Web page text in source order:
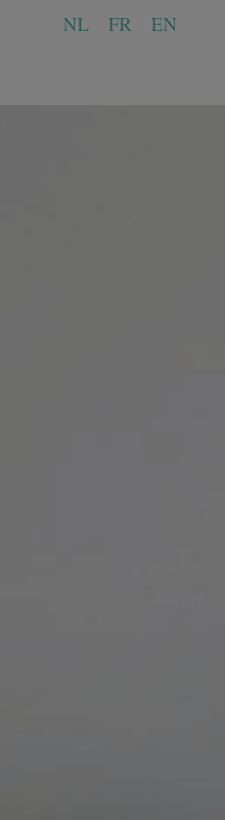
NL FR EN